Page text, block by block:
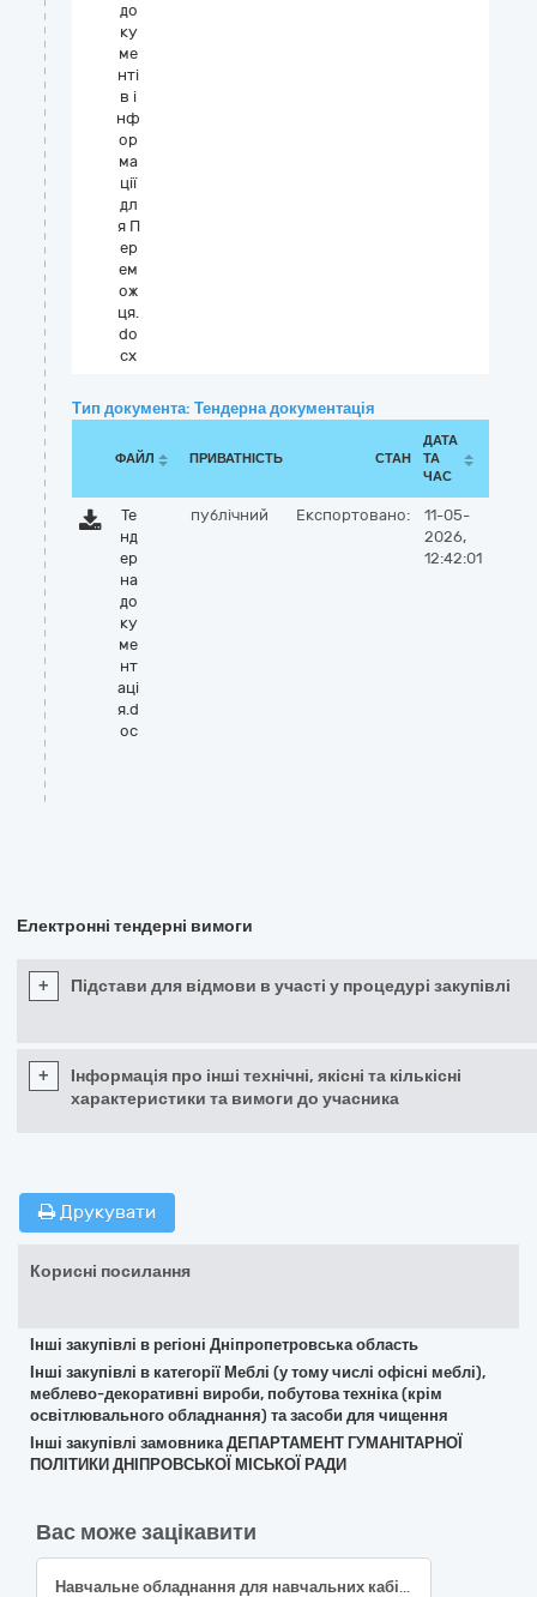
до
ку
ме
нті
в і
нф
ор
ма
ції
дл
я П
ер
ем
ож
ця.
do
cx
Тип документа: Тендерна документація
ФАЙЛ ПРИВАТНІСТЬ СТАН
ДАТА
ТА
ЧАС
Те
нд
ер
на
до
ку
ме
нт
аці
я.d
oc
публічний Експортовано:
11-05-
2026,
12:42:01
Електронні тендерні вимоги
+ Підстави для відмови в участі у процедурі закупівлі
+
Інформація про інші технічні, якісні та кількісні
характеристики та вимоги до учасника
Друкувати
Корисні посилання
Інші закупівлі в регіоні Дніпропетровська область
Інші закупівлі в категорії Меблі (у тому числі офісні меблі),
меблево-декоративні вироби, побутова техніка (крім
освітлювального обладнання) та засоби для чищення
Інші закупівлі замовника ДЕПАРТАМЕНТ ГУМАНІТАРНОЇ
ПОЛІТИКИ ДНІПРОВСЬКОЇ МІСЬКОЇ РАДИ
Вас може зацікавити
Навчальне обладнання для навчальних кабінетів закладів освіти Хаджибейського району м.Одеси, код 39160000-1: Шкільні меблі (39162100-6 Навчальне обладнання)за ДК 021:2015 Єдиного закупівельного словника